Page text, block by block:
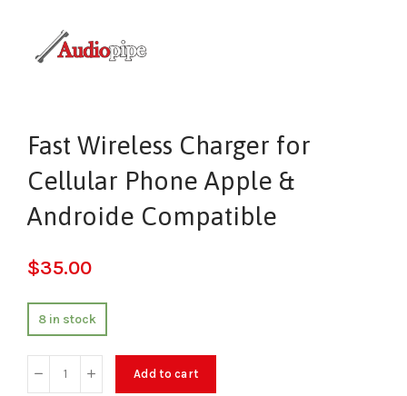
Fast Wireless Charger for
Cellular Phone Apple &
Androide Compatible
$35.00
8 in stock
Add to cart